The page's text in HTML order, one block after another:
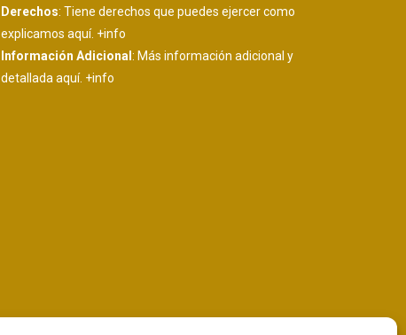
Derechos: Tiene derechos que puedes ejercer como
explicamos aquí. +info
Información Adicional : Más información adicional y
detallada aquí. +info